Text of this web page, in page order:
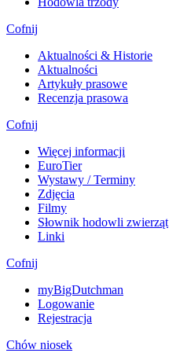
Cofnij
Aktualności & Historie
Aktualności
Artykuły prasowe
Recenzja prasowa
Cofnij
Więcej informacji
EuroTier
Wystawy / Terminy
Zdjęcia
Filmy
Słownik hodowli zwierząt
Linki
Cofnij
myBigDutchman
Logowanie
Rejestracja
Chów niosek